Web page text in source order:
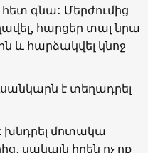
գնա: Մերժումից
հարցեր տալ նրա
և հարձակվել կնոջ
է տեղադրել
խնդրել մոտակա
սակայն իրեն ոչ ոք